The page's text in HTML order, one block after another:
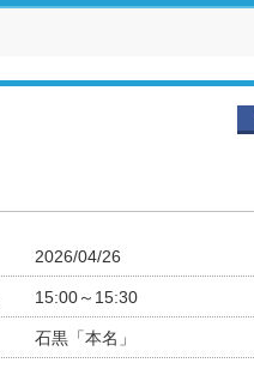
2026/04/26
15:00～15:30
石黒「本名」